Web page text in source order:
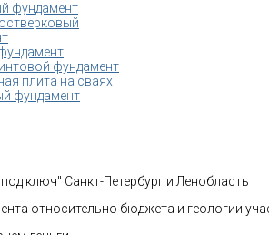
фундамент
фундамент
плита на сваях
фундамент
ключ" Санкт-Петербург и Ленобласть
относительно бюджета и геологии